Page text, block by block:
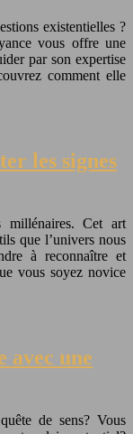
existentielles ?
vous offre une
par son expertise
comment elle
les signes
millénaires. Cet art
que l’univers nous
à reconnaître et
vous soyez novice
avec une
de sens? Vous